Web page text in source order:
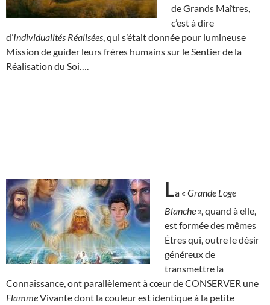
de Grands Maîtres,
c’est à dire
d’Individualités Réalisées , qui s’était donnée pour lumineuse
Mission de guider leurs frères humains sur le Sentier de la
Réalisation du Soi….
La « Grande Loge
Blanche », quand à elle,
est formée des mêmes
Êtres qui, outre le désir
généreux de
transmettre la
Connaissance, ont parallèlement à cœur de CONSERVER une
FlammeVivante dont la couleur est identique à la petite